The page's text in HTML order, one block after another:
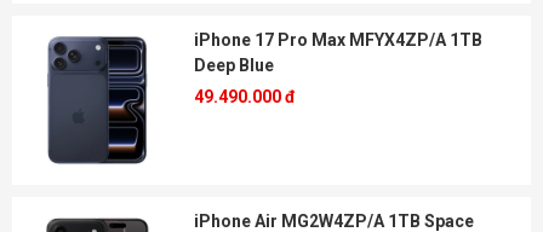
iPhone 17 Pro Max MFYX4ZP/A 1TB
Deep Blue
49.490.000 đ
iPhone Air MG2W4ZP/A 1TB Space